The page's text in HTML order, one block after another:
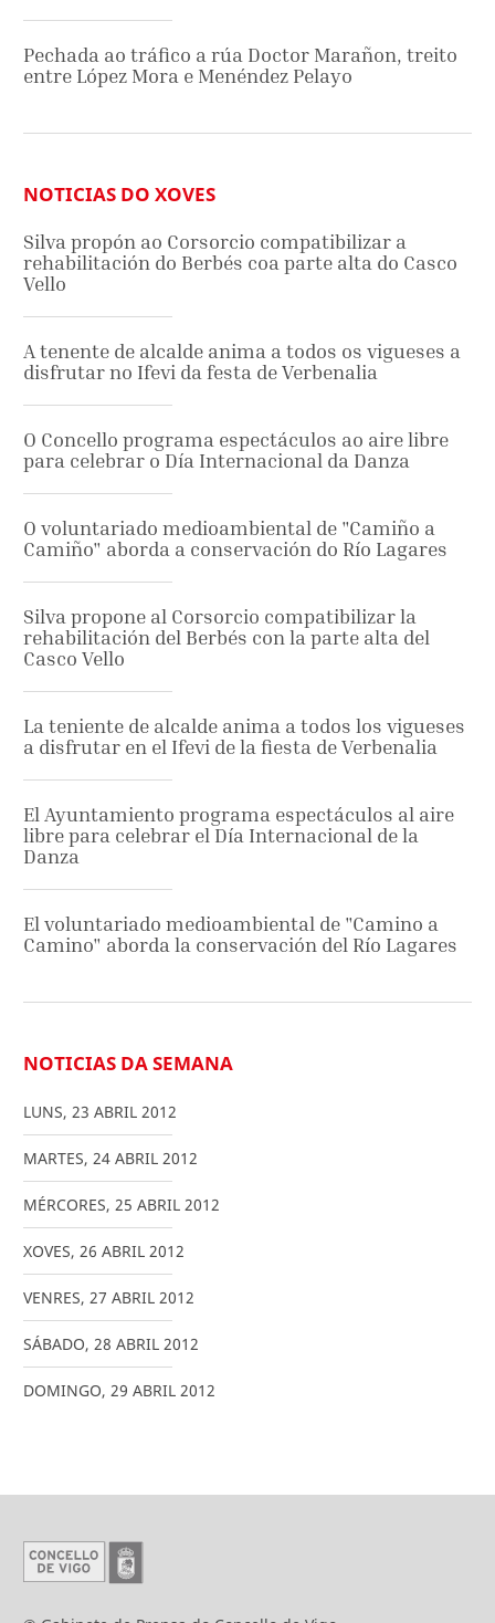
Pechada ao tráfico a rúa Doctor Marañon, treito
entre López Mora e Menéndez Pelayo
NOTICIAS DO XOVES
Silva propón ao Corsorcio compatibilizar a
rehabilitación do Berbés coa parte alta do Casco
Vello
A tenente de alcalde anima a todos os vigueses a
disfrutar no Ifevi da festa de Verbenalia
O Concello programa espectáculos ao aire libre
para celebrar o Día Internacional da Danza
O voluntariado medioambiental de "Camiño a
Camiño" aborda a conservación do Río Lagares
Silva propone al Corsorcio compatibilizar la
rehabilitación del Berbés con la parte alta del
Casco Vello
La teniente de alcalde anima a todos los vigueses
a disfrutar en el Ifevi de la fiesta de Verbenalia
El Ayuntamiento programa espectáculos al aire
libre para celebrar el Día Internacional de la
Danza
El voluntariado medioambiental de "Camino a
Camino" aborda la conservación del Río Lagares
NOTICIAS DA SEMANA
LUNS, 23 ABRIL 2012
MARTES, 24 ABRIL 2012
MÉRCORES, 25 ABRIL 2012
XOVES, 26 ABRIL 2012
VENRES, 27 ABRIL 2012
SÁBADO, 28 ABRIL 2012
DOMINGO, 29 ABRIL 2012